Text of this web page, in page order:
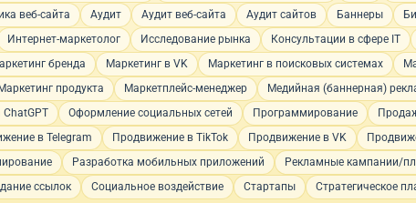
веб-сайта Аудит Аудит веб-сайта Аудит сайтов Баннеры
Интернет-маркетолог Исследование рынка Консультации в сфере IT
бренда Маркетинг в VK Маркетинг в поисковых системах
Маркетинг продукта Маркетплейс-менеджер Медийная (баннерная)
Оформление социальных сетей Программирование
в Telegram Продвижение в TikTok Продвижение в VK
Разработка мобильных приложений Рекламные кампании/
ссылок Социальное воздействие Стартапы Стратегическое